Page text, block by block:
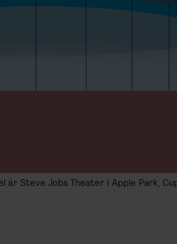
är Steve Jobs Theater i Apple Park,